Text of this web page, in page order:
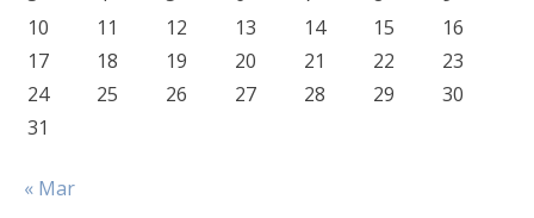
10
11 12 13 14 15
16
17
18 19 20 21 22
23
24
25 26 27 28 29
30
31
« Mar